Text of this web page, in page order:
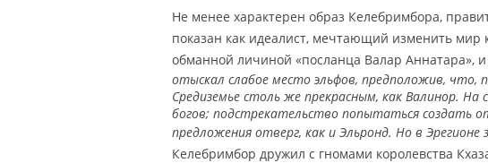
Не менее характерен образ Келебримбора,
показан как идеалист, мечтающий изменить
обманной личиной «посланца Валар Аннатара»,
отыскал слабое место эльфов, предположив, что,
Средиземье столь же прекрасным, как Валинор.
богов; подстрекательство попытаться создать
предложения отверг, как и Эльронд. Но в Эрегионе
Келебримбор дружил с гномами королевства